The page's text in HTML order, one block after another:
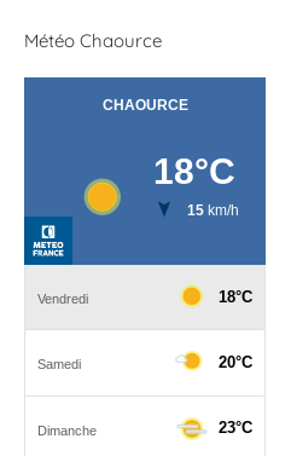
Météo Chaource